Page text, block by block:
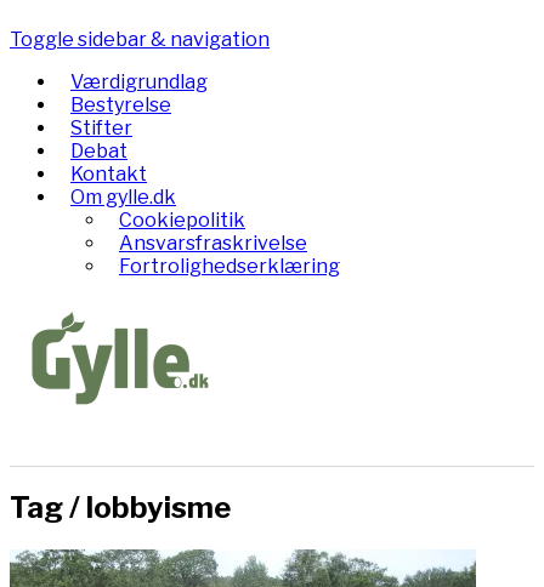
Toggle sidebar & navigation
Værdigrundlag
Bestyrelse
Stifter
Debat
Kontakt
Om gylle.dk
Cookiepolitik
Ansvarsfraskrivelse
Fortrolighedserklæring
Tag / lobbyisme